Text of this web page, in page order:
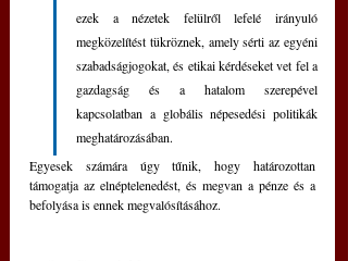
ezek a nézetek felülről lefelé irányuló
megközelítést tükröznek, amely sérti az egyéni
szabadságjogokat, és etikai kérdéseket vet fel a
gazdagság és a hatalom szerepével
kapcsolatban a globális népesedési politikák
meghatározásában.
Egyesek számára úgy tűnik, hogy határozottan
támogatja az elnéptelenedést, és megvan a pénze és a
befolyása is ennek megvalósításához.